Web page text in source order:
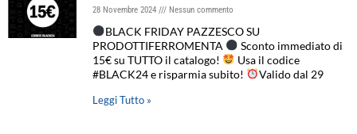
28 Novembre 2024 Nessun commento
BLACK FRIDAY PAZZESCO SU
PRODOTTIFERROMENTA
Sconto immediato di
15€ su TUTTO il catalogo!
Usa il codice
#BLACK24 e risparmia subito!
Valido dal 29
Leggi Tutto »